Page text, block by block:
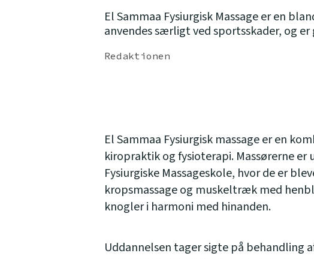
El Sammaa Fysiurgisk Massage er en
anvendes særligt ved sportsskader, og
Redaktionen
El Sammaa Fysiurgisk massage er en
kiropraktik og fysioterapi. Massørerne er
Fysiurgiske Massageskole, hvor de er
kropsmassage og muskeltræk med
knogler i harmoni med hinanden.
Uddannelsen tager sigte på behandling